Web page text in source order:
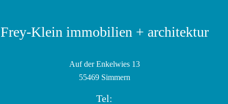
Frey-Klein immobilien + architektur
Auf der Enkelwies 13
55469 Simmern
Tel: